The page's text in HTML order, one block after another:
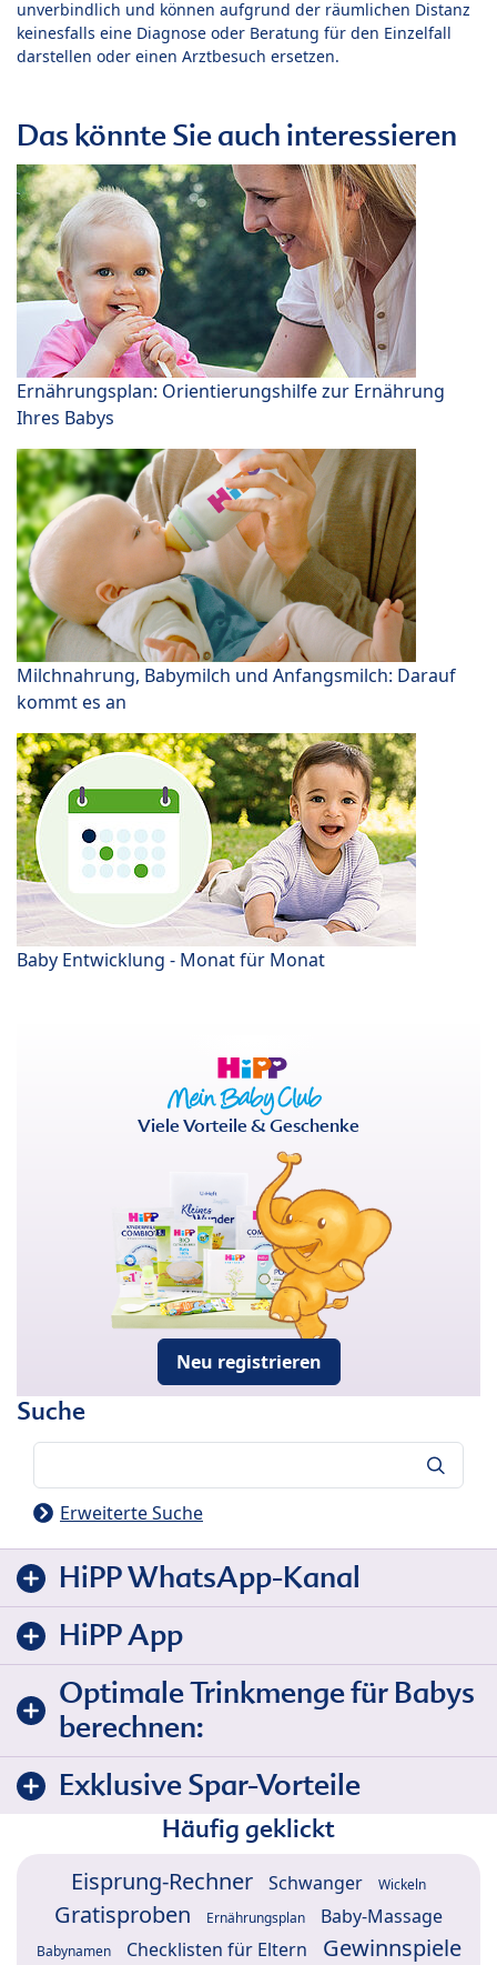
unverbindlich und können aufgrund der räumlichen Distanz
keinesfalls eine Diagnose oder Beratung für den Einzelfall
darstellen oder einen Arztbesuch ersetzen.
Das könnte Sie auch interessieren
Ernährungsplan: Orientierungshilfe zur Ernährung
Ihres Babys
Milchnahrung, Babymilch und Anfangsmilch: Darauf
kommt es an
Baby Entwicklung - Monat für Monat
Viele Vorteile & Geschenke
Neu registrieren
Suche
Erweiterte Suche
HiPP WhatsApp-Kanal
HiPP App
Optimale Trinkmenge für Babys
berechnen:
Exklusive Spar-Vorteile
Häufig geklickt
Eisprung-Rechner Schwanger Wickeln
Gratisproben Ernährungsplan Baby-Massage
Babynamen Checklisten für Eltern
Gewinnspiele